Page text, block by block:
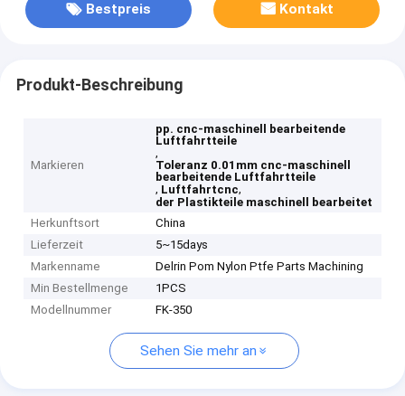
Bestpreis Kontakt
Produkt-Beschreibung
Markieren
pp. cnc-maschinell bearbeitende
Luftfahrtteile
,
Toleranz 0.01mm cnc-maschinell
bearbeitende Luftfahrtteile
, Luftfahrtcnc,
der Plastikteile maschinell bearbeitet
Herkunftsort
China
Lieferzeit
5~15days
Markenname
Delrin Pom Nylon Ptfe Parts Machining
Min Bestellmenge
1PCS
Modellnummer
FK-350
Sehen Sie mehr an